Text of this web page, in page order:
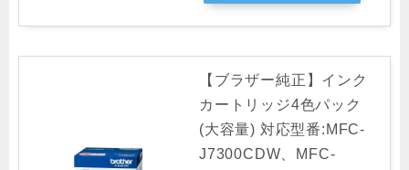
【ブラザー純正】インク
カートリッジ4色パック
(大容量) 対応型番:MFC-
J7300CDW、MFC-